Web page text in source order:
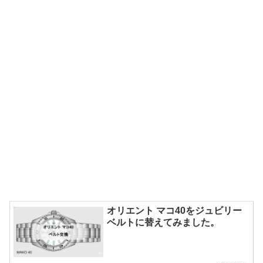
オリエント マコ40をジュビリー
ベルトに替えてみました。